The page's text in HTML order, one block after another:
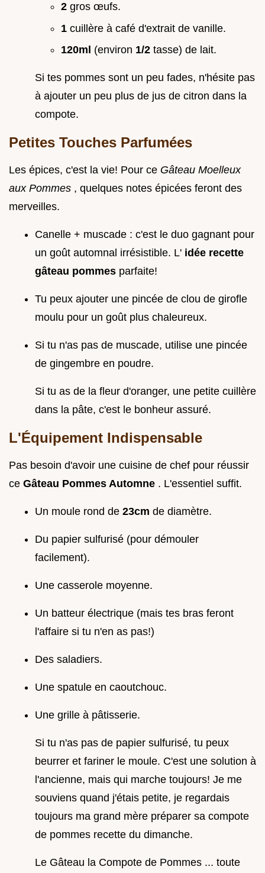
2 gros œufs.
1 cuillère à café d'extrait de vanille.
120ml (environ 1/2 tasse) de lait.
Si tes pommes sont un peu fades, n'hésite pas
à ajouter un peu plus de jus de citron dans la
compote.
Petites Touches Parfumées
Les épices, c'est la vie! Pour ce Gâteau Moelleux
aux Pommes , quelques notes épicées feront des
merveilles.
Canelle + muscade : c'est le duo gagnant pour
un goût automnal irrésistible. L' idée recette
gâteau pommes parfaite!
Tu peux ajouter une pincée de clou de girofle
moulu pour un goût plus chaleureux.
Si tu n'as pas de muscade, utilise une pincée
de gingembre en poudre.
Si tu as de la fleur d'oranger, une petite cuillère
dans la pâte, c'est le bonheur assuré.
L'Équipement Indispensable
Pas besoin d'avoir une cuisine de chef pour réussir
ce Gâteau Pommes Automne . L'essentiel suffit.
Un moule rond de 23cm de diamètre.
Du papier sulfurisé (pour démouler
facilement).
Une casserole moyenne.
Un batteur électrique (mais tes bras feront
l'affaire si tu n'en as pas!)
Des saladiers.
Une spatule en caoutchouc.
Une grille à pâtisserie.
Si tu n'as pas de papier sulfurisé, tu peux
beurrer et fariner le moule. C'est une solution à
l'ancienne, mais qui marche toujours! Je me
souviens quand j'étais petite, je regardais
toujours ma grand mère préparer sa compote
de pommes recette du dimanche.
Le Gâteau la Compote de Pommes ... toute